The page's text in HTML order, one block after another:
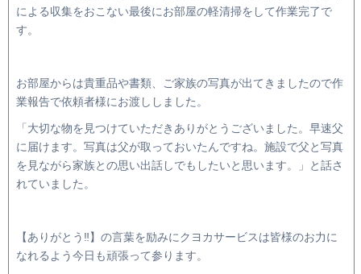
による収集をおこない最後にお部屋の軽清掃をして作業完了で
す。
お部屋からは貴重品や書類、ご家族の写真が出てきましたので作
業報告で依頼者様にお渡ししました。
「大切な物を見つけていただきありがとうございました。早速父
に届けます。写真は父が取っておいたんですね。施設で父と写真
を見ながら家族との思い出話しでもしたいと思います。」と話さ
れていました。
【ありがとう‼】の言葉を励みにクヨカサービスは皆様のお力に
なれるよう今日も頑張って参ります。